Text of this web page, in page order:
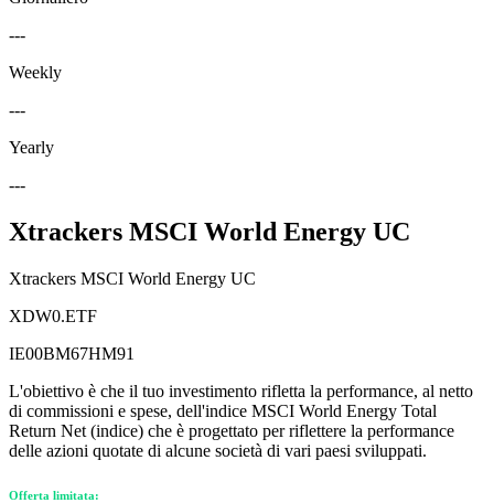
---
Weekly
---
Yearly
---
Xtrackers MSCI World Energy UC
Xtrackers MSCI World Energy UC
XDW0.ETF
IE00BM67HM91
L'obiettivo è che il tuo investimento rifletta la performance, al netto
di commissioni e spese, dell'indice MSCI World Energy Total
Return Net (indice) che è progettato per riflettere la performance
delle azioni quotate di alcune società di vari paesi sviluppati.
Offerta limitata: